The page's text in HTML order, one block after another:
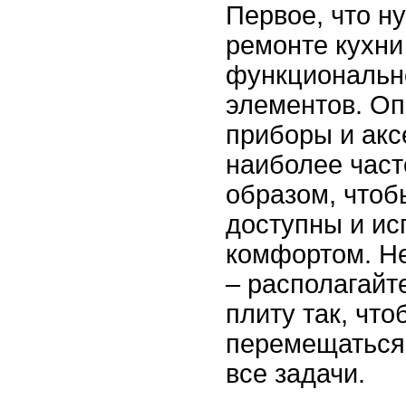
Первое, что
ремонте
элементов.
приборы и
наиболее
образом,
доступны и
комфортом.
–
плиту так,
все задачи.